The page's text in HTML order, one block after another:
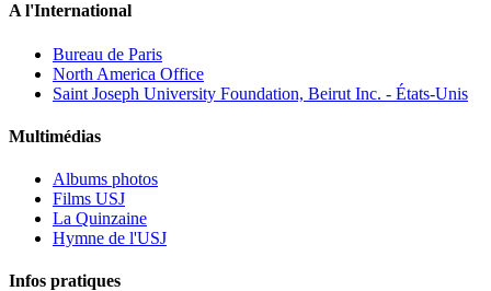
A l'International
Bureau de Paris
North America Office
Saint Joseph University Foundation, Beirut Inc. - États-Unis
Multimédias
Albums photos
Films USJ
La Quinzaine
Hymne de l'USJ
Infos pratiques